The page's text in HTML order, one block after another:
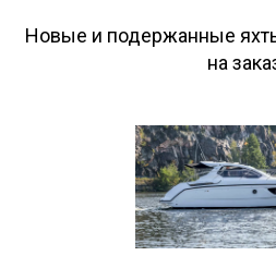
Новые и подержанные
на